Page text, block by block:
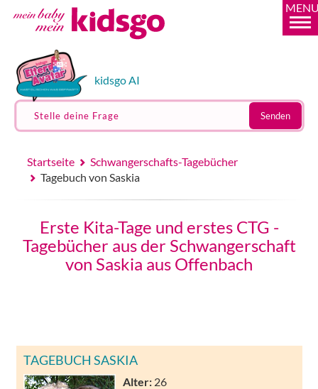
kidsgo AI
Stelle deine Frage Senden
Startseite
Schwangerschafts-Tagebücher
Tagebuch von Saskia
Erste Kita-Tage und erstes CTG -
Tagebücher aus der Schwangerschaft
von Saskia aus Offenbach
TAGEBUCH SASKIA
Alter: 26